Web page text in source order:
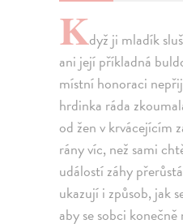
Když ji mladík
ani její příkladná
místní honoraci
hrdinka ráda
od žen v krvácejícím
rány víc, než sami
událostí záhy
ukazují i způsob, jak
aby se sobci